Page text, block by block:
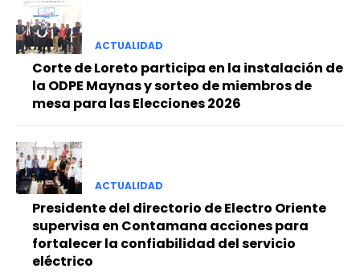
ACTUALIDAD
Corte de Loreto participa en la instalación de
la ODPE Maynas y sorteo de miembros de
mesa para las Elecciones 2026
ACTUALIDAD
Presidente del directorio de Electro Oriente
supervisa en Contamana acciones para
fortalecer la confiabilidad del servicio
eléctrico